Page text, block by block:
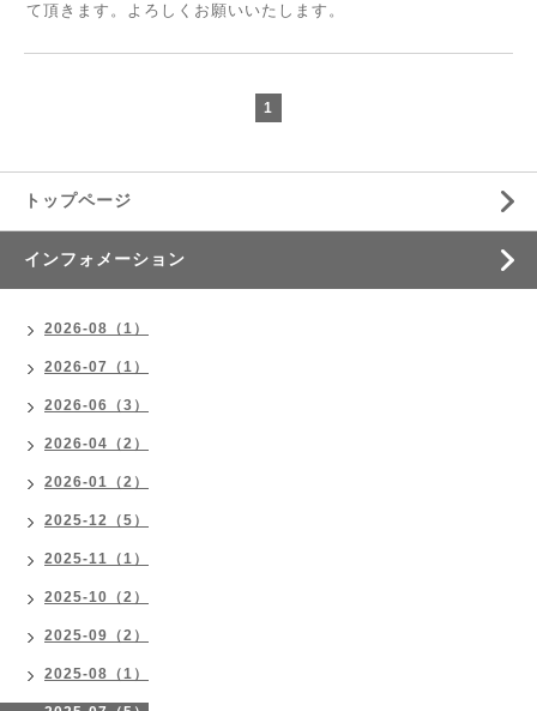
て頂きます。よろしくお願いいたします。
1
トップページ
インフォメーション
2026-08（1）
2026-07（1）
2026-06（3）
2026-04（2）
2026-01（2）
2025-12（5）
2025-11（1）
2025-10（2）
2025-09（2）
2025-08（1）